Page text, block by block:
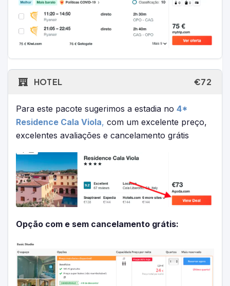
HOTEL €72
Para este pacote sugerimos a estadia no 4*
Residence Cala Viola, com um excelente preço,
excelentes avaliações e cancelamento grátis
Opção com e sem cancelamento grátis: